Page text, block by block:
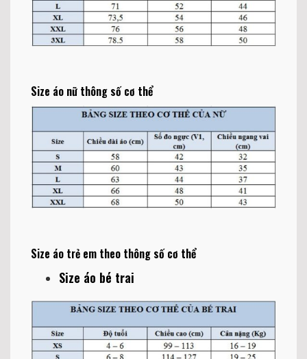
Size áo nữ thông số cơ thể
Size áo trẻ em theo thông số cơ thể
Size áo bé trai